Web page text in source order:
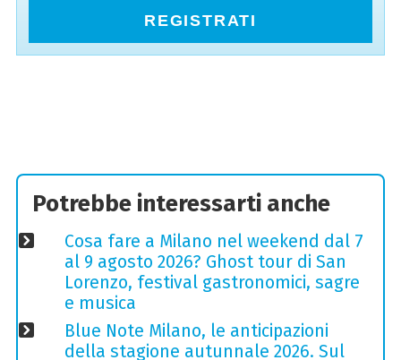
REGISTRATI
Potrebbe interessarti anche
Cosa fare a Milano nel weekend dal 7
al 9 agosto 2026? Ghost tour di San
Lorenzo, festival gastronomici, sagre
e musica
Blue Note Milano, le anticipazioni
della stagione autunnale 2026. Sul